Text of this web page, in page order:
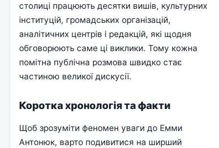
столиці працюють десятки вишів, культурних
інституцій, громадських організацій,
аналітичних центрів і редакцій, які щодня
обговорюють саме ці виклики. Тому кожна
помітна публічна розмова швидко стає
частиною великої дискусії.
Коротка хронологія та факти
Щоб зрозуміти феномен уваги до Емми
Антонюк, варто подивитися на ширший